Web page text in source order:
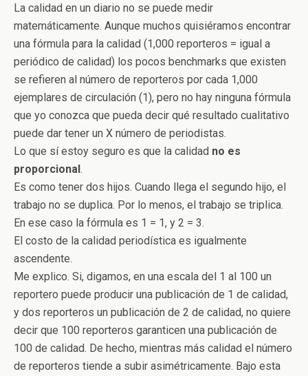
La calidad en un diario no se puede medir
matemáticamente. Aunque muchos quisiéramos encontrar
una fórmula para la calidad (1,000 reporteros = igual a
periódico de calidad) los pocos benchmarks que existen
se refieren al número de reporteros por cada 1,000
ejemplares de circulación (1), pero no hay ninguna fórmula
que yo conozca que pueda decir qué resultado cualitativo
puede dar tener un X número de periodistas.
Lo que sí estoy seguro es que la calidad no es
proporcional.
Es como tener dos hijos. Cuando llega el segundo hijo, el
trabajo no se duplica. Por lo menos, el trabajo se triplica.
En ese caso la fórmula es 1 = 1, y 2 = 3.
El costo de la calidad periodística es igualmente
ascendente.
Me explico. Si, digamos, en una escala del 1 al 100 un
reportero puede producir una publicación de 1 de calidad,
y dos reporteros un publicación de 2 de calidad, no quiere
decir que 100 reporteros garanticen una publicación de
100 de calidad. De hecho, mientras más calidad el número
de reporteros tiende a subir asimétricamente. Bajo esta